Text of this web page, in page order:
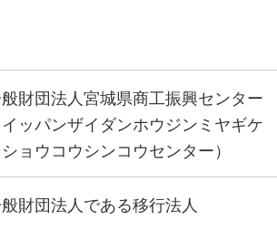
財団法人宮城県商工振興センター
イッパンザイダンホウジンミヤギケ
ョウコウシンコウセンター）
財団法人である移行法人